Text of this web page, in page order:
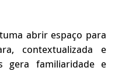
abrir espaço para
contextualizada e
gera familiaridade e